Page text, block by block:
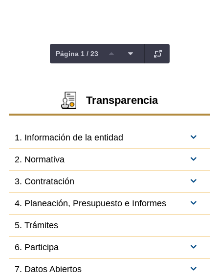
Página 1 / 23
Transparencia
1. Información de la entidad
2. Normativa
3. Contratación
4. Planeación, Presupuesto e Informes
5. Trámites
6. Participa
7. Datos Abiertos